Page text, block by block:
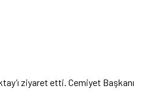
ziyaret etti. Cemiyet Başkanı